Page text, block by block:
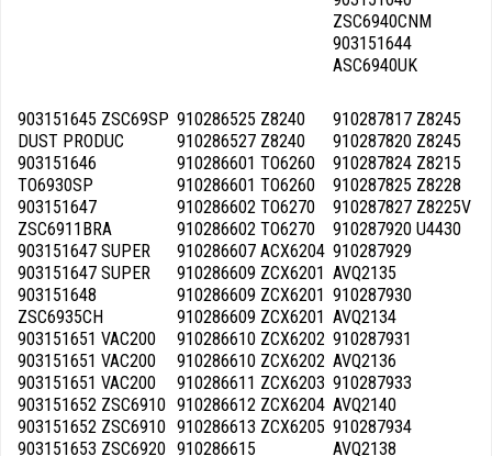
ZSC6940CNM
903151644
ASC6940UK
903151645 ZSC69SP
DUST PRODUC
903151646
TO6930SP
903151647
ZSC6911BRA
903151647 SUPER
903151647 SUPER
903151648
ZSC6935CH
903151651 VAC200
903151651 VAC200
903151651 VAC200
903151652 ZSC6910
903151652 ZSC6910
903151653 ZSC6920
910286525 Z8240
910286527 Z8240
910286601 TO6260
910286601 TO6260
910286602 TO6270
910286602 TO6270
910286607 ACX6204
910286609 ZCX6201
910286609 ZCX6201
910286609 ZCX6201
910286610 ZCX6202
910286610 ZCX6202
910286611 ZCX6203
910286612 ZCX6204
910286613 ZCX6205
910286615
910287817 Z8245
910287820 Z8245
910287824 Z8215
910287825 Z8228
910287827 Z8225V
910287920 U4430
910287929
AVQ2135
910287930
AVQ2134
910287931
AVQ2136
910287933
AVQ2140
910287934
AVQ2138